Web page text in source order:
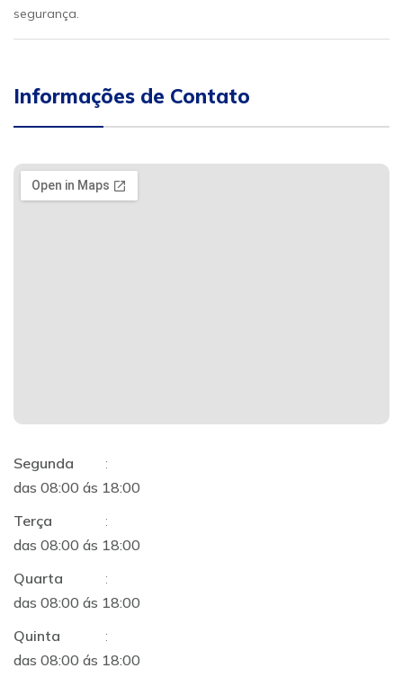
segurança.
Informações de Contato
Segunda
:
das 08:00 ás 18:00
Terça
:
das 08:00 ás 18:00
Quarta
:
das 08:00 ás 18:00
Quinta
:
das 08:00 ás 18:00